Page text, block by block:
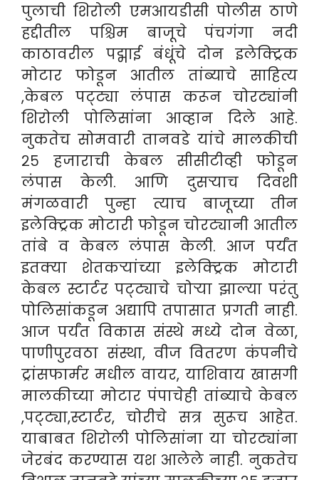
पुलाची शिरोली एमआयडीसी पोलीस ठाणे
हद्दीतील पश्चिम बाजूचे पंचगंगा नदी
काठावरील पद्माई बंधूंचे दोन इलेक्ट्रिक
मोटार फोडून आतील तांब्याचे साहित्य
,केबल पट्ट्या लंपास करून चोरट्यांनी
शिरोली पोलिसांना आव्हान दिले आहे.
नुकतेच सोमवारी तानवडे यांचे मालकीची
२५ हजाराची केबल सीसीटीव्ही फोडून
लंपास केली. आणि दुसऱ्याच दिवशी
मंगळवारी पुन्हा त्याच बाजूच्या तीन
इलेक्ट्रिक मोटारी फोडून चोरट्यानी आतील
तांबे व केबल लंपास केली. आज पर्यंत
इतक्या शेतकऱ्यांच्या इलेक्ट्रिक मोटारी
केबल स्टार्टर पट्ट्याचे चोऱ्या झाल्या परंतु
पोलिसांकडून अद्यापि तपासात प्रगती नाही.
आज पर्यंत विकास संस्थे मध्ये दोन वेळा,
पाणीपुरवठा संस्था, वीज वितरण कंपनीचे
ट्रांसफार्मर मधील वायर, याशिवाय खासगी
मालकीच्या मोटार पंपाचेही तांब्याचे केबल
,पट्ट्या,स्टार्टर, चोरीचे सत्र सुरूच आहेत.
याबाबत शिरोली पोलिसांना या चोरट्यांना
जेरबंद करण्यास यश आलेले नाही. नुकतेच